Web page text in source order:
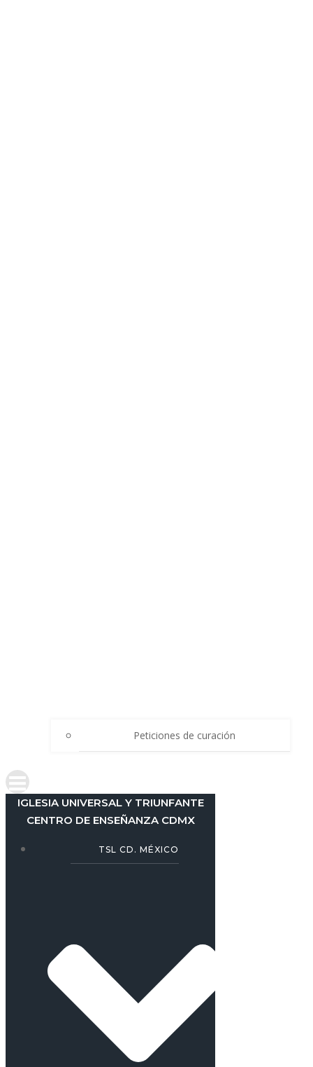
Peticiones de curación
IGLESIA UNIVERSAL Y TRIUNFANTE
CENTRO DE ENSEÑANZA CDMX
TSL CD. MÉXICO